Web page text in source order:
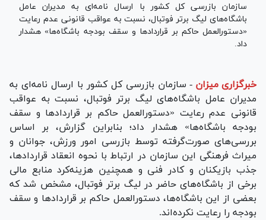
سازمان بازرسی کل کشور با ارسال نامه‌ای به مدیران عامل
باشگاه‌های لیگ برتر فوتبال، نسبت به عواقب قانونی عدم رعایت
«دستورالعمل حاکم بر قرارداد‌ها و سقف بودجه باشگاه‌ها» هشدار
داد.
خبرگزاری میزان - سازمان بازرسی کل کشور با ارسال نامه‌ای به
مدیران عامل باشگاه‌های لیگ برتر فوتبال، نسبت به عواقب
قانونی عدم رعایت «دستورالعمل حاکم بر قرارداد‌ها و سقف
بودجه باشگاه‌ها» هشدار داد؛ بنابراین گزارش، بر اساس
بررسی‌های صورت‌گرفته توسط بازرسی امور ورزش، جوانان و
میراث فرهنگی این سازمان در ارتباط با نحوه انعقاد قراردادها،
جذب بازیکنان و کادر فنی و همچنین هزینه‌کرد منابع مالی
برخی از باشگاه‌های حاضر در لیگ برتر فوتبال، مشخص شد که
بعضی از این باشگاه‌ها، دستورالعمل حاکم بر قرارداد‌ها و سقف
بودجه را رعایت نکرده‌اند.